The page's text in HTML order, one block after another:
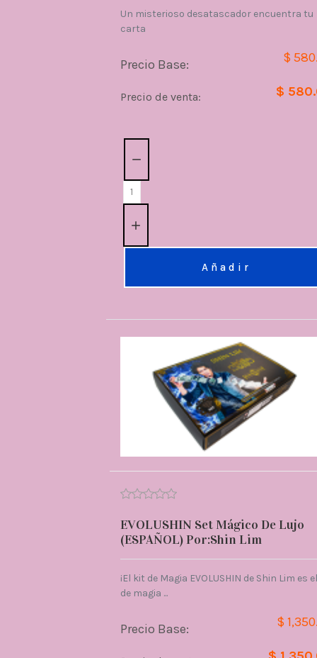
Un misterioso desatascador encuentra tu
carta
Precio Base: $
Precio de venta: $
Añadir
EVOLUSHIN Set Mágico De Lujo
(ESPAÑOL) Por:Shin Lim
¡El kit de Magia EVOLUSHIN de Shin Lim es
de magia ...
Precio Base: $